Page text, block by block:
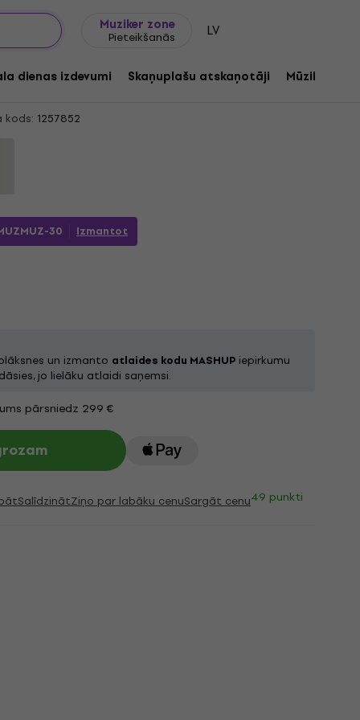
Muziker zone
Pieteikšanās LV
dienas izdevumi Skaņuplašu atskaņotāji Mūzikas
Voices Whisper (Limited Edition) (2
kods: 1257852
30 Izmantot
un izmanto atlaides kodu MASHUP iepirkumu
jo lielāku atlaidi saņemsi.
pārsniedz 299 €
SalīdzinātZiņo par labāku cenuSargāt cenu49 punkti